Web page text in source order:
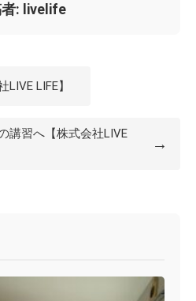
: livelife
LIFE】
講習へ【株式会社LIVE
→